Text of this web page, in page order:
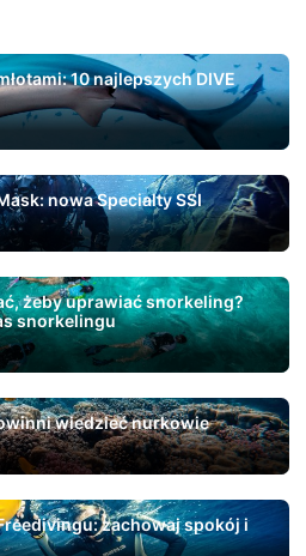
10 najlepszych DIVE
nowa Specialty SSI
żeby uprawiać snorkeling?
snorkelingu
wiedzieć nurkowie
zachowaj spokój i